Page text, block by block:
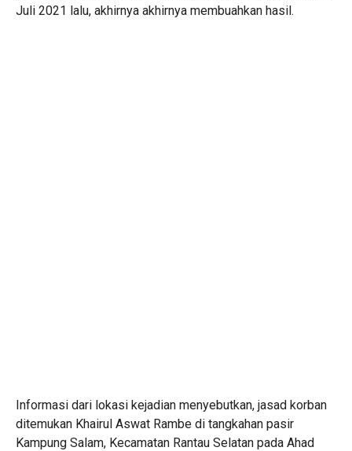
Juli 2021 lalu, akhirnya akhirnya membuahkan hasil.
Informasi dari lokasi kejadian menyebutkan, jasad korban
ditemukan Khairul Aswat Rambe di tangkahan pasir
Kampung Salam, Kecamatan Rantau Selatan pada Ahad